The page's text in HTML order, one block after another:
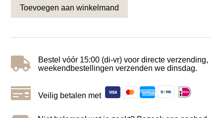
Toevoegen aan winkelmand

Bestel vóór 15:00 (di-vr) voor directe verzending,
weekendbestellingen verzenden we dinsdag.
 Veilig betalen met